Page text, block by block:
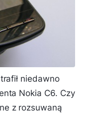
niedawno
Nokia C6. Czy
z rozsuwaną